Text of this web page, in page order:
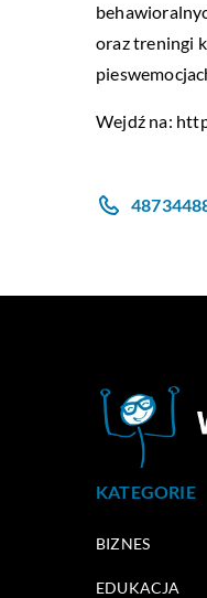
oraz treningi
Wejdź na:
KATEGORIE
BIZNES
EDUKACJA